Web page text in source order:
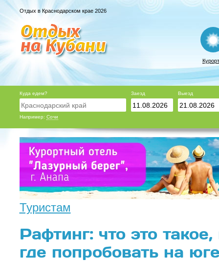
Отдых в Краснодарском крае 2026
Куда едем?
Например: Сочи
Заезд Выезд
Туристам
Раф­тинг: что это
где попробовать на